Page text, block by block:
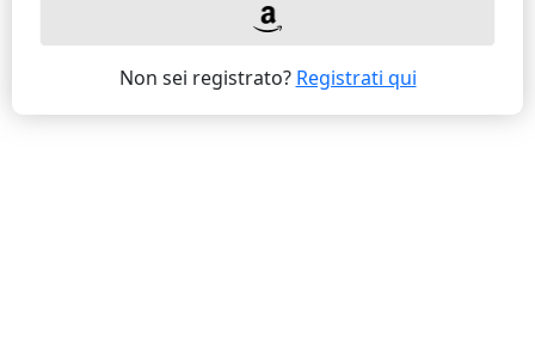
Non sei registrato? Registrati qui